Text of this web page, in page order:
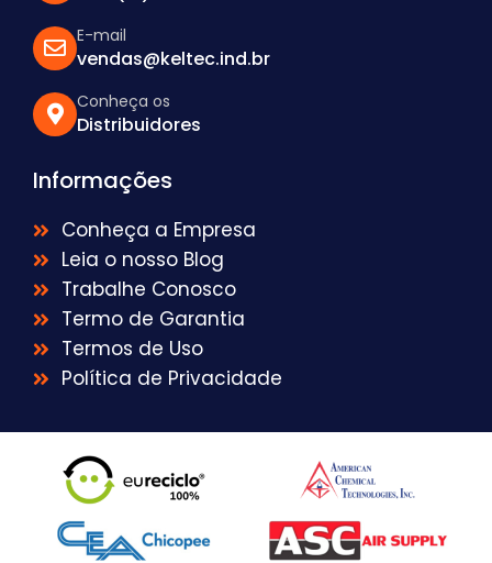
E-mail
vendas@keltec.ind.br
Conheça os
Distribuidores
Informações
Conheça a Empresa
Leia o nosso Blog
Trabalhe Conosco
Termo de Garantia
Termos de Uso
Política de Privacidade